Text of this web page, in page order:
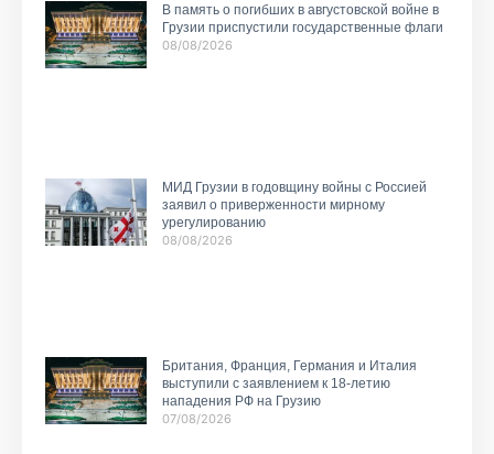
В память о погибших в августовской войне в
Грузии приспустили государственные флаги
08/08/2026
МИД Грузии в годовщину войны с Россией
заявил о приверженности мирному
урегулированию
08/08/2026
Британия, Франция, Германия и Италия
выступили с заявлением к 18-летию
нападения РФ на Грузию
07/08/2026